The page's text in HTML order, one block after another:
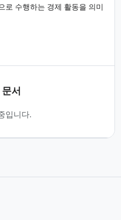
로 수행하는 경제 활동을 의미
서
입니다.